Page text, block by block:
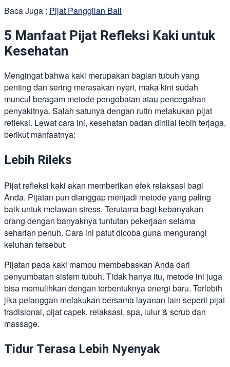
Baca Juga : Pijat Panggilan Bali
5 Manfaat Pijat Refleksi Kaki untuk
Kesehatan
Mengingat bahwa kaki merupakan bagian tubuh yang
penting dan sering merasakan nyeri, maka kini sudah
muncul beragam metode pengobatan atau pencegahan
penyakitnya. Salah satunya dengan rutin melakukan pijat
refleksi. Lewat cara ini, kesehatan badan dinilai lebih terjaga,
berikut manfaatnya:
Lebih Rileks
Pijat refleksi kaki akan memberikan efek relaksasi bagi
Anda. Pijatan pun dianggap menjadi metode yang paling
baik untuk melawan stress. Terutama bagi kebanyakan
orang dengan banyaknya tuntutan pekerjaan selama
seharian penuh. Cara ini patut dicoba guna mengurangi
keluhan tersebut.
Pijatan pada kaki mampu membebaskan Anda dari
penyumbatan sistem tubuh. Tidak hanya itu, metode ini juga
bisa memulihkan dengan terbentuknya energi baru. Terlebih
jika pelanggan melakukan bersama layanan lain seperti pijat
tradisional, pijat capek, relaksasi, spa, lulur & scrub dan
massage.
Tidur Terasa Lebih Nyenyak